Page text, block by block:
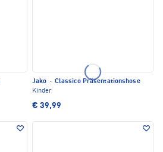
Jako · Classico Präsentationshose
Kinder
€ 39,99